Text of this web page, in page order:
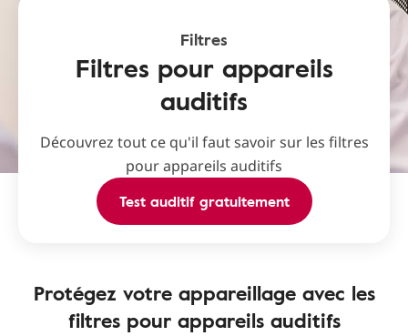
Filtres
Filtres pour appareils
auditifs
Découvrez tout ce qu'il faut savoir sur les filtres
pour appareils auditifs
Test auditif gratuitement
Protégez votre appareillage avec les
filtres pour appareils auditifs